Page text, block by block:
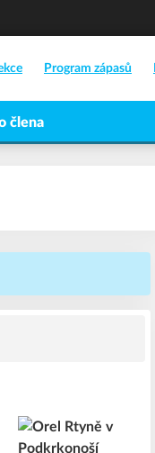
Program zápasů
člena